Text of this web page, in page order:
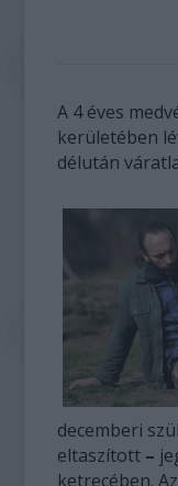
A 4 éves
kerületében
délután
decemberi
eltaszított –
ketrecében.